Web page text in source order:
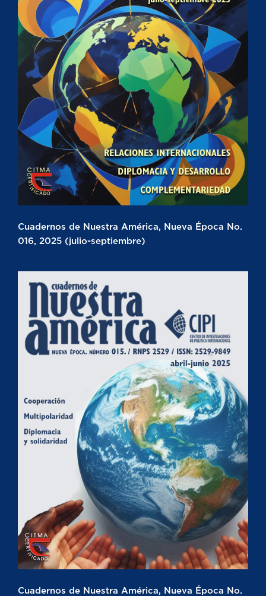
Cuadernos de Nuestra América, Nueva Época No.
016, 2025 (julio-septiembre)
Cuadernos de Nuestra América, Nueva Época No.